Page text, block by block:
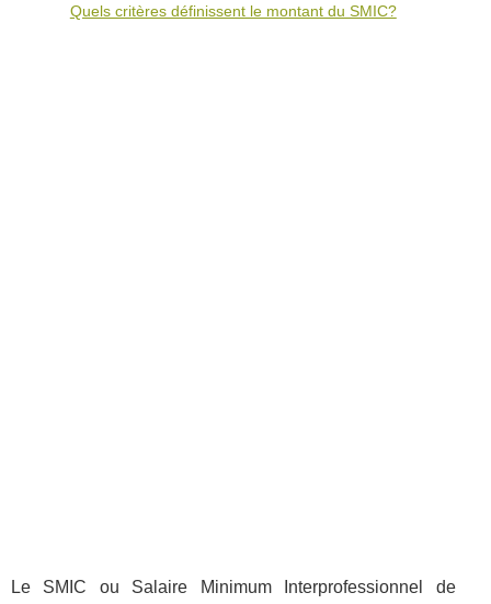
Quels critères définissent le montant du SMIC?
Le SMIC ou Salaire Minimum Interprofessionnel de